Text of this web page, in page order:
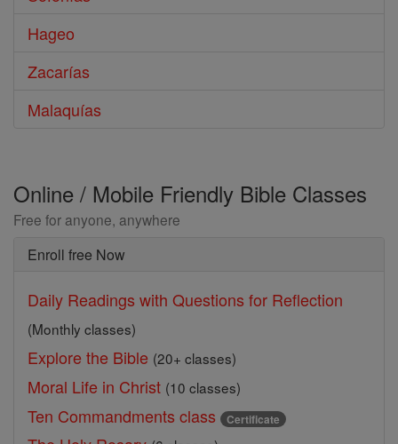
Hageo
Zacarías
Malaquías
Online / Mobile Friendly Bible Classes
Free for anyone, anywhere
Enroll free Now
Daily Readings with Questions for Reflection
(Monthly classes)
Explore the Bible (20+ classes)
Moral Life in Christ (10 classes)
Ten Commandments class Certificate